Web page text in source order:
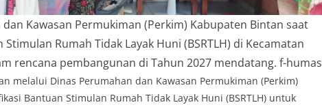
Kawasan Permukiman (Perkim) Kabupaten Bintan saat
Rumah Tidak Layak Huni (BSRTLH) di Kecamatan
rencana pembangunan di Tahun 2027 mendatang. f-humas
melalui Dinas Perumahan dan Kawasan Permukiman (Perkim)
Bantuan Stimulan Rumah Tidak Layak Huni (BSRTLH) untuk